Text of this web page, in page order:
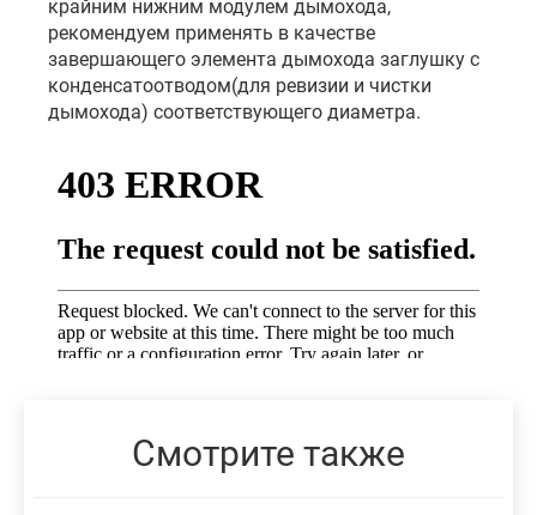
крайним нижним модулем дымохода,
рекомендуем применять в качестве
завершающего элемента дымохода заглушку с
конденсатоотводом(для ревизии и чистки
дымохода) соответствующего диаметра.
Смотрите также